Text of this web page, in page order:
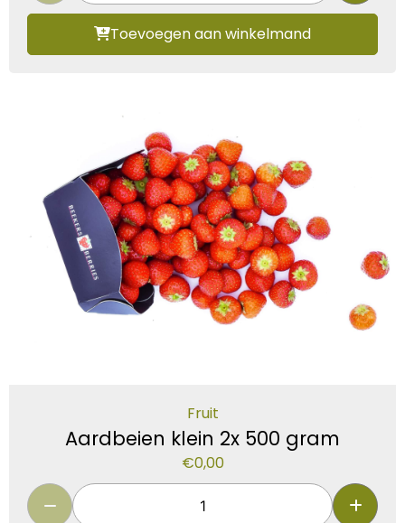
Toevoegen aan winkelmand
Fruit
Aardbeien klein 2x 500 gram
€0,00